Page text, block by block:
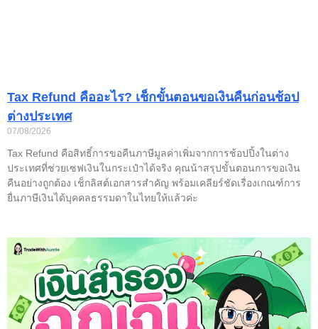
Tax Refund คืออะไร? เช็กขั้นตอนขอเงินคืนก่อนช้อป
ต่างประเทศ
07/08/2026
Tax Refund คือสิทธิ์การขอคืนภาษีมูลค่าเพิ่มจากการช้อปปิ้งในต่าง
ประเทศที่ช่วยเซฟเงินในกระเป๋าได้จริง คุณน้าสรุปขั้นตอนการขอเงิน
คืนอย่างถูกต้อง เช็กลิสต์เอกสารสำคัญ พร้อมเคลียร์ชัดเรื่องเกณฑ์การ
ยื่นภาษีเงินได้บุคคลธรรมดาในไทยให้แล้วค่ะ